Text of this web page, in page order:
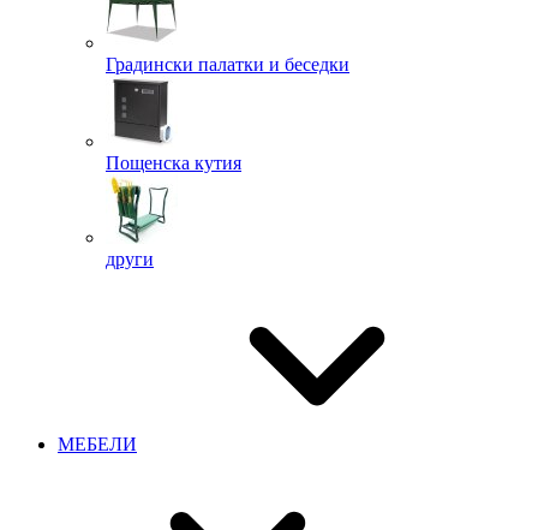
Градински палатки и беседки
Пощенска кутия
други
МЕБЕЛИ